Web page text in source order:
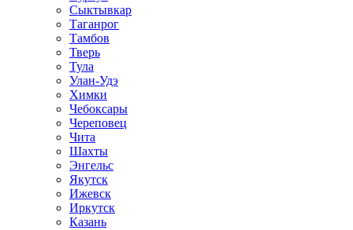
Сыктывкар
Таганрог
Тамбов
Тверь
Тула
Улан-Удэ
Химки
Чебоксары
Череповец
Чита
Шахты
Энгельс
Якутск
Ижевск
Иркутск
Казань